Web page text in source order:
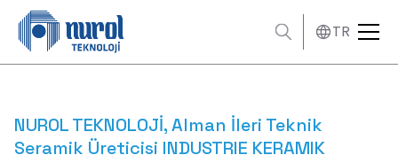
TR
NUROL TEKNOLOJİ, Alman İleri Teknik
Seramik Üreticisi INDUSTRIE KERAMIK